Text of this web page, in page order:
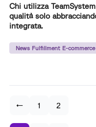
Chi utilizza
qualità solo
integrata.
News Fulfillment E-commerce
← 1 2